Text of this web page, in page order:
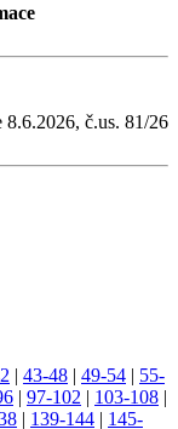
8.6.2026, č.us. 81/26
| 43-48 | 49-54 | 55-
| 97-102 | 103-108 |
| 139-144 | 145-